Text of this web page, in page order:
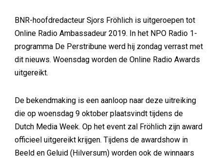
BNR-hoofdredacteur Sjors Fröhlich is uitgeroepen tot
Online Radio Ambassadeur 2019. In het NPO Radio 1-
programma De Perstribune werd hij zondag verrast met
dit nieuws. Woensdag worden de Online Radio Awards
uitgereikt.
De bekendmaking is een aanloop naar deze uitreiking
die op woensdag 9 oktober plaatsvindt tijdens de
Dutch Media Week. Op het event zal Fröhlich zijn award
officieel uitgereikt krijgen. Tijdens de awardshow in
Beeld en Geluid (Hilversum) worden ook de winnaars